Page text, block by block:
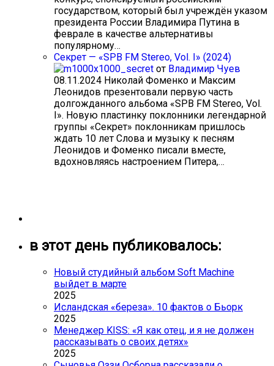
государством, который был учреждён указом
президента России Владимира Путина в
феврале в качестве альтернативы
популярному…
Секрет — «SPB FM Stereo, Vol. I» (2024)
от Владимир Чуев
08.11.2024 Николай Фоменко и Максим
Леонидов презентовали первую часть
долгожданного альбома «SPB FM Stereo, Vol.
I». Новую пластинку поклонники легендарной
группы «Секрет» поклонникам пришлось
ждать 10 лет Слова и музыку к песням
Леонидов и Фоменко писали вместе,
вдохновляясь настроением Питера,…
в этот день публиковалось:
Новый студийный альбом Soft Machine
выйдет в марте
2025
Исландская «береза». 10 фактов о Бьорк
2025
Менеджер KISS: «Я как отец, и я не должен
рассказывать о своих детях»
2025